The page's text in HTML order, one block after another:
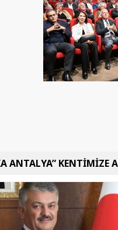
ANTALYA” KENTİMİZE